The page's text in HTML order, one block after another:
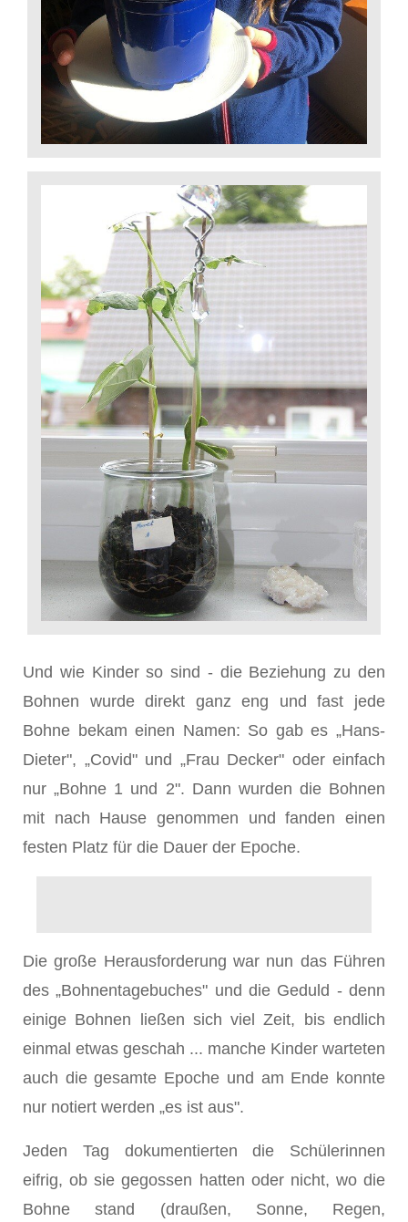
Und wie Kinder so sind - die Beziehung zu den
Boh­nen wurde direkt ganz eng und fast jede
Bohne bekam einen Namen: So gab es „Hans-
Dieter", „Covid" und „Frau Decker" oder einfach
nur „Bohne 1 und 2". Dann wurden die Bohnen
mit nach Hause genommen und fanden einen
festen Platz für die Dauer der Epoche.
Die große Herausforderung war nun das Führen
des „Bohnentagebuches" und die Geduld - denn
einige Bohnen ließen sich viel Zeit, bis endlich
einmal etwas geschah ... manche Kinder warteten
auch die gesam­te Epoche und am Ende konnte
nur notiert werden „es ist aus".
Jeden Tag dokumentierten die Schülerinnen
eifrig, ob sie gegossen hatten oder nicht, wo die
Bohne stand (draußen, Sonne, Regen,